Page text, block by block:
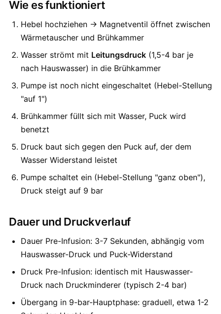
Wie es funktioniert
Hebel hochziehen → Magnetventil öffnet zwischen
Wärmetauscher und Brühkammer
Wasser strömt mit Leitungsdruck (1,5-4 bar je
nach Hauswasser) in die Brühkammer
Pumpe ist noch nicht eingeschaltet (Hebel-Stellung
"auf 1")
Brühkammer füllt sich mit Wasser, Puck wird
benetzt
Druck baut sich gegen den Puck auf, der dem
Wasser Widerstand leistet
Pumpe schaltet ein (Hebel-Stellung "ganz oben"),
Druck steigt auf 9 bar
Dauer und Druckverlauf
Dauer Pre-Infusion: 3-7 Sekunden, abhängig vom
Hauswasser-Druck und Puck-Widerstand
Druck Pre-Infusion: identisch mit Hauswasser-
Druck nach Druckminderer (typisch 2-4 bar)
Übergang in 9-bar-Hauptphase: graduell, etwa 1-2